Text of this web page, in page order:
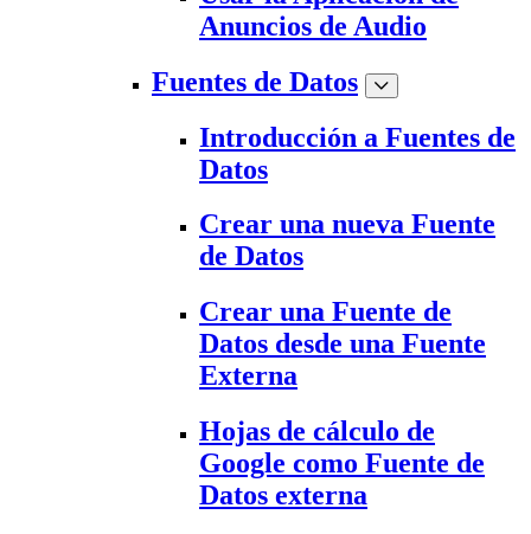
Anuncios de Audio
Fuentes de Datos
Introducción a Fuentes de
Datos
Crear una nueva Fuente
de Datos
Crear una Fuente de
Datos desde una Fuente
Externa
Hojas de cálculo de
Google como Fuente de
Datos externa